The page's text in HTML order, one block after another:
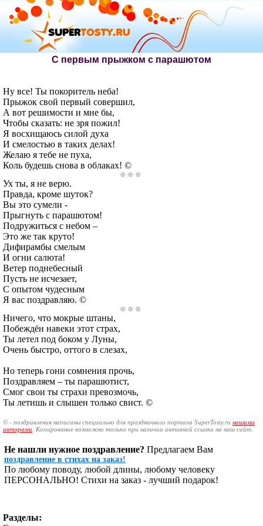
С первым прыжком с парашютом
Ну все! Ты покоритель неба!
Прыжок свой первый совершил,
А вот решимости и мне бы,
Чтобы сказать: не зря пожил!
Я восхищаюсь силой духа
И смелостью в таких делах!
Желаю я тебе не пуха,
Коль будешь снова в облаках! ©
Ух ты, я не верю.
Правда, кроме шуток?
Вы это сумели -
Прыгнуть с парашютом!
Подружиться с небом –
Это же так круто!
Дифирамбы смелым
И огни салюта!
Ветер поднебесный
Пусть не исчезает,
С опытом чудесным
Я вас поздравляю. ©
Ничего, что мокрые штаны,
Побеждён навеки этот страх,
Ты летел под боком у Луны,
Очень быстро, оттого в слезах,
Но теперь гони сомнения прочь,
Поздравляем – ты парашютист,
Смог свои ты страхи превозмочь,
Ты летишь и слышен только свист. ©
© - поздравления написаны специально для праздничного портала SuperTosty.ru нашими
авторами . Копирование возможно только при наличии активной ссылки на наш сайт.
Не нашли нужное поздравление? Предлагаем Вам
поздравление в стихах на заказ!
По любому поводу, любой длины, любому человеку
ПЕРСОНАЛЬНО! Стихи на заказ - лучший подарок!
Разделы: